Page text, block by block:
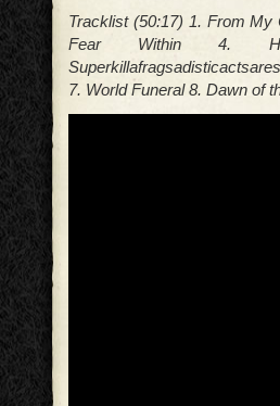
Tracklist (50:17) 1. From
Fear Within 4.
7. World Funeral 8. Dawn of